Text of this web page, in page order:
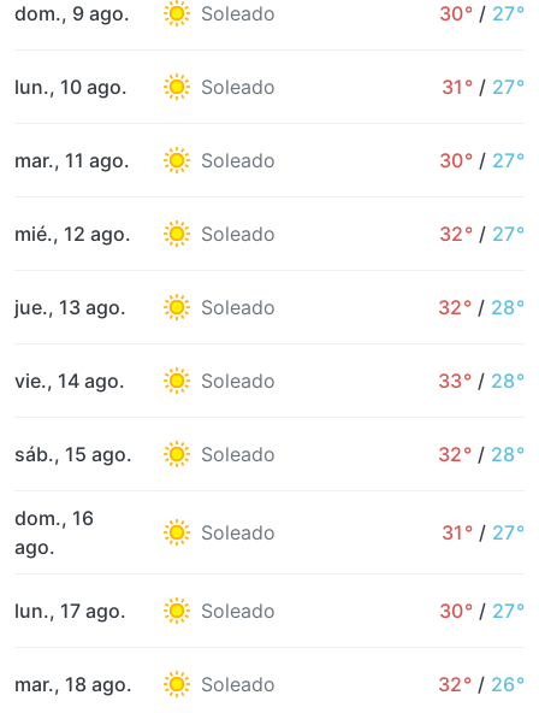
dom., 9 ago. Soleado 30° / 27°
lun., 10 ago. Soleado 31° / 27°
mar., 11 ago. Soleado 30° / 27°
mié., 12 ago. Soleado 32° / 27°
jue., 13 ago. Soleado 32° / 28°
vie., 14 ago. Soleado 33° / 28°
sáb., 15 ago. Soleado 32° / 28°
dom., 16
ago.
Soleado 31° / 27°
lun., 17 ago. Soleado 30° / 27°
mar., 18 ago. Soleado 32° / 26°